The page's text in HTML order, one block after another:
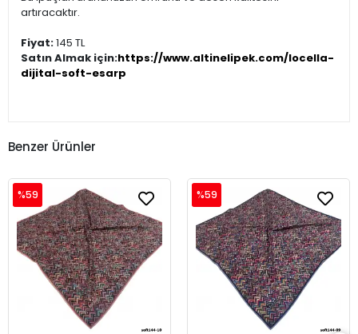
artıracaktır.
Fiyat:145 TL
Satın Almak için:https://www.altinelipek.com/locella-
dijital-soft-esarp
Benzer Ürünler
%59 %59